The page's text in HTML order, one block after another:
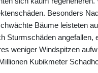
Besonders
Bäume leisteten
Sturmschäden angefallen,
weniger Windspitzen
Kubikmeter